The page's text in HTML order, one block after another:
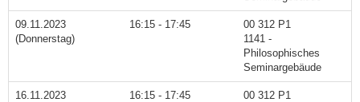
09.11.2023
(Donnerstag)
16:15 - 17:45
00 312 P1
1141 -
Philosophisches
Seminargebäude
16.11.2023
16:15 - 17:45
00 312 P1